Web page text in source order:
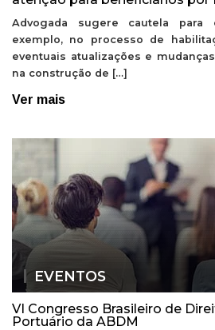
Advogada sugere cautela para
exemplo, no processo de
eventuais atualizações e
na construção de […]
Ver mais
EVENTOS
VI Congresso Brasileiro de
Portuário da ABDM